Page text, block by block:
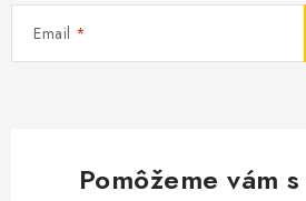
Email
Pomôžeme vám